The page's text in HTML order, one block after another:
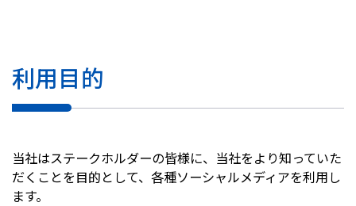
サステナビリティ
株主・投資家情報
利用目的
当社はステークホルダーの皆様に、当社をより知っていた
だくことを目的として、各種ソーシャルメディアを利用し
ます。